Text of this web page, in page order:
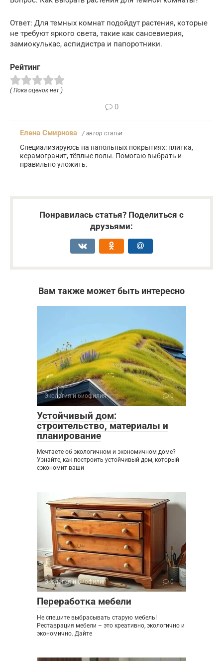
Ответ: Для темных комнат подойдут растения, которые
не требуют яркого света, такие как сансевиерия,
замиокулькас, аспидистра и папоротники.
Рейтинг
( Пока оценок нет )
0
Елена Смирнова / автор статьи
Специализируюсь на напольных покрытиях: плитка,
керамогранит, тёплые полы. Помогаю выбрать и
правильно уложить.
Понравилась статья? Поделиться с
друзьями:
Вам также может быть интересно
Экология и биофилия 0
Устойчивый дом:
строительство, материалы и
планирование
Мечтаете об экологичном и экономичном доме?
Узнайте, как построить устойчивый дом, который
сэкономит ваши
Экология и биофилия 0
Переработка мебели
Не спешите выбрасывать старую мебель!
Реставрация мебели – это креативно, экологично и
экономично. Дайте